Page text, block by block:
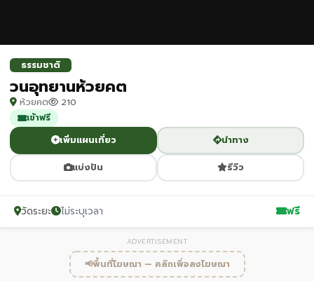
ธรรมชาติ
วนอุทยานห้วยคต
ห้วยคต 210
เข้าฟรี
เพิ่มแผนเที่ยว นำทาง
แบ่งปัน รีวิว
วัดระยะ ไม่ระบุเวลา ฟรี
ADVERTISEMENT
📢พื้นที่โฆษณา — คลิกเพื่อลงโฆษณา